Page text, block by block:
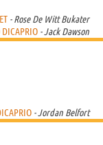
- Rose De Witt Bukater
DICAPRIO - Jack Dawson
- Jordan Belfort